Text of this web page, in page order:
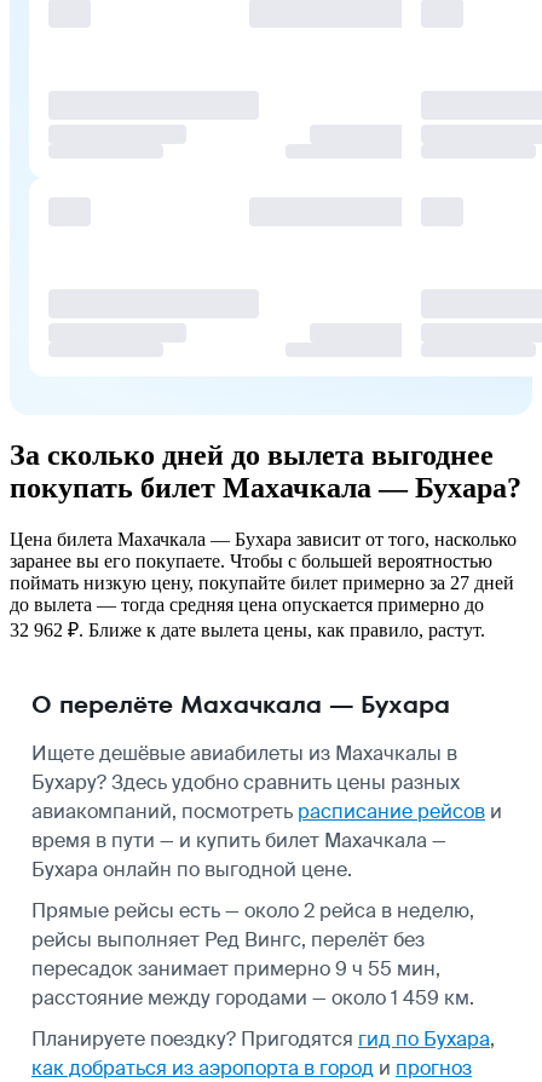
За сколько дней до вылета выгоднее
покупать билет Махачкала — Бухара?
Цена билета Махачкала — Бухара зависит от того, насколько
заранее вы его покупаете. Чтобы с большей вероятностью
поймать низкую цену, покупайте билет примерно за 27 дней
до вылета — тогда средняя цена опускается примерно до
32 962 ₽. Ближе к дате вылета цены, как правило, растут.
О перелёте Махачкала — Бухара
Ищете дешёвые авиабилеты из Махачкалы в
Бухару? Здесь удобно сравнить цены разных
авиакомпаний, посмотреть расписание рейсов и
время в пути — и купить билет Махачкала —
Бухара онлайн по выгодной цене.
Прямые рейсы есть — около 2 рейса в неделю,
рейсы выполняет Ред Вингс, перелёт без
пересадок занимает примерно 9 ч 55 мин,
расстояние между городами — около 1 459 км.
Планируете поездку? Пригодятся гид по Бухара,
как добраться из аэропорта в город и прогноз